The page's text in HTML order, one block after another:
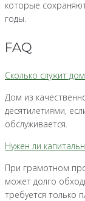
которые
годы.
FAQ
Сколько служит
Дом из
десятилетиями,
обслуживается.
Нужен ли
При грамотном
может долго
требуется только